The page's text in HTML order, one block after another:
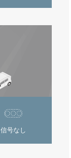
信号なし